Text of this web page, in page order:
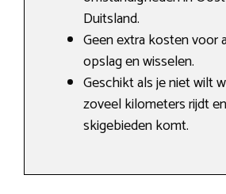
Duitsland.
Geen extra kosten voor
opslag en wisselen.
Geschikt als je niet wilt
zoveel kilometers rijdt
skigebieden komt.